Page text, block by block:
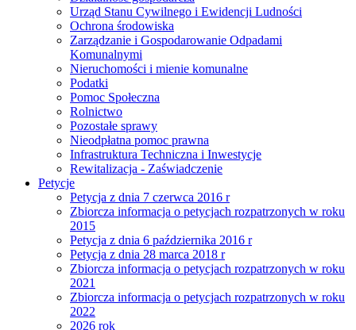
Urząd Stanu Cywilnego i Ewidencji Ludności
Ochrona środowiska
Zarządzanie i Gospodarowanie Odpadami
Komunalnymi
Nieruchomości i mienie komunalne
Podatki
Pomoc Społeczna
Rolnictwo
Pozostałe sprawy
Nieodpłatna pomoc prawna
Infrastruktura Techniczna i Inwestycje
Rewitalizacja - Zaświadczenie
Petycje
Petycja z dnia 7 czerwca 2016 r
Zbiorcza informacja o petycjach rozpatrzonych w roku
2015
Petycja z dnia 6 października 2016 r
Petycja z dnia 28 marca 2018 r
Zbiorcza informacja o petycjach rozpatrzonych w roku
2021
Zbiorcza informacja o petycjach rozpatrzonych w roku
2022
2026 rok